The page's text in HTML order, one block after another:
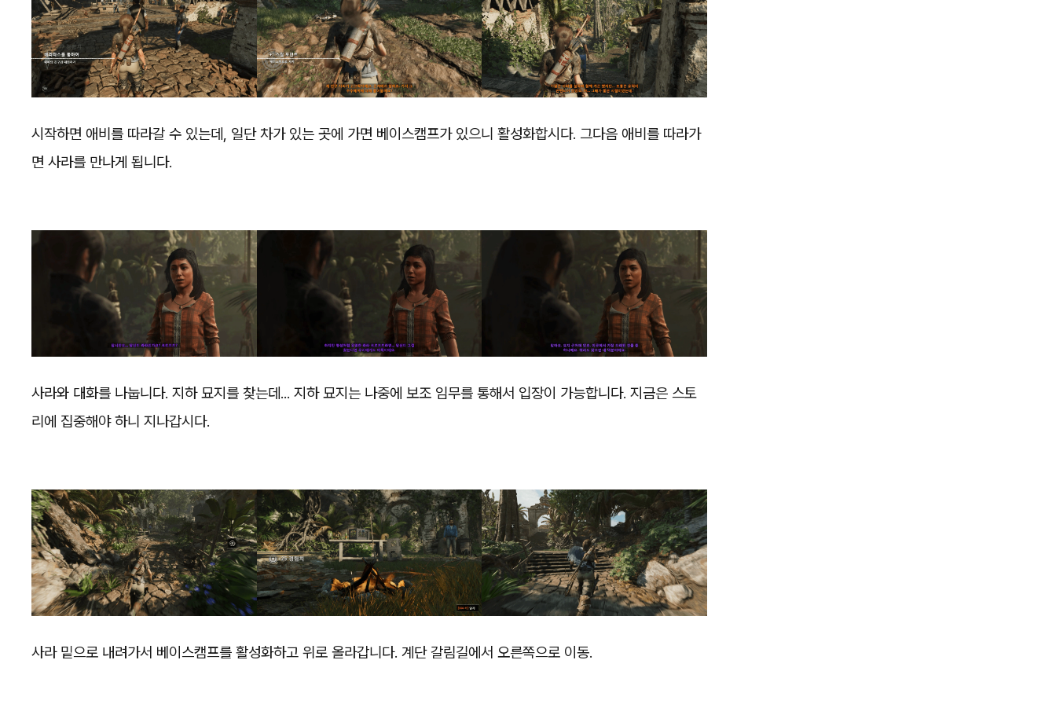
시작하면 애비를 따라갈 수 있는데, 일단 차가 있는 곳에 가면 베이스캠프가 있으니 활성화합시다. 그다음 애비를 따라가
면 사라를 만나게 됩니다.
사라와 대화를 나눕니다. 지하 묘지를 찾는데... 지하 묘지는 나중에 보조 임무를 통해서 입장이 가능합니다. 지금은 스토
리에 집중해야 하니 지나갑시다.
사라 밑으로 내려가서 베이스캠프를 활성화하고 위로 올라갑니다. 계단 갈림길에서 오른쪽으로 이동.